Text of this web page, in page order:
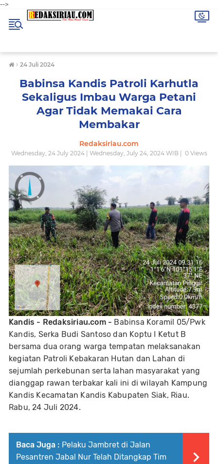
-->
› 24 Juli 2024
Babinsa Kandis Patroli Karhutla
Sekaligus Imbau Warga Petani
Agar Tidak Memakai Cara
Membakar
Redaksiriau.com
Wednesday, 24 July 2024 | Wednesday, July 24, 2024 WIB | 0Views
Kandis - Redaksiriau.com - Babinsa Koramil 05/Pwk
Kandis, Serka Budi Santoso dan Koptu I Ketut B
bersama dua orang warga tempatan melaksanakan
kegiatan Patroli Kebakaran Hutan dan Lahan di
sejumlah perkebunan serta lahan masyarakat yang
dianggap rawan terbakar kali ini di wilayah Kampung
Kandis Kecamatan Kandis Kabupaten Siak, Riau.
Rabu, 24 Juli 2024.
Baca Juga : Pelaku Jambret di Jalan
Pesantren Jabal Nur Telah Ditangkap Tim